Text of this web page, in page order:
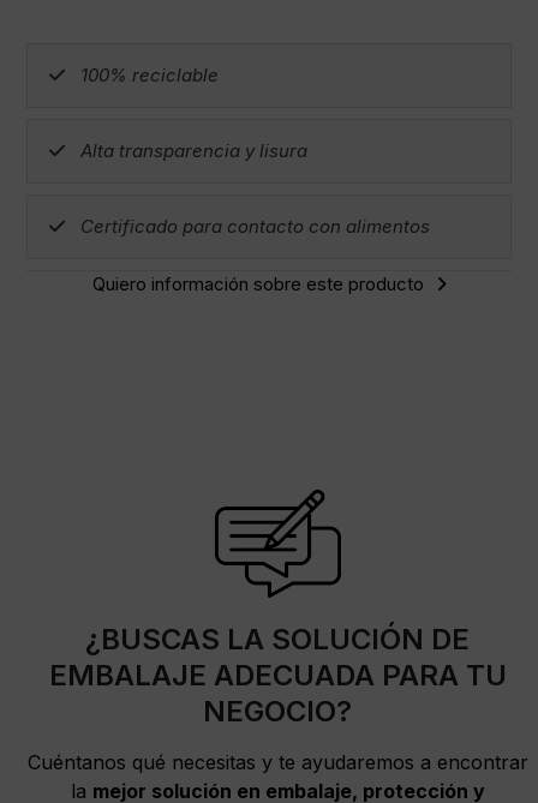
100% reciclable
Alta transparencia y lisura
Certificado para contacto con alimentos
Quiero información sobre este producto
¿BUSCAS LA SOLUCIÓN DE
EMBALAJE ADECUADA PARA TU
NEGOCIO?
Cuéntanos qué necesitas y te ayudaremos a encontrar
la mejor solución en embalaje, protección y